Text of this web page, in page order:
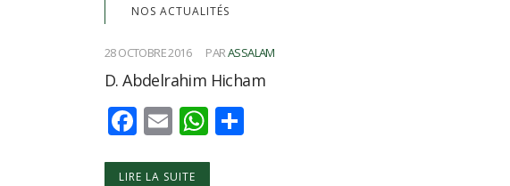
NOS ACTUALITÉS
28 OCTOBRE 2016 PARASSALAM
D. Abdelrahim Hicham
Facebook
EmailWhatsApp
LIRE LA SUITE